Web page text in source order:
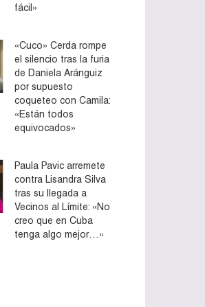
fácil»
«Cuco» Cerda rompe
el silencio tras la furia
de Daniela Aránguiz
por supuesto
coqueteo con Camila:
«Están todos
equivocados»
Paula Pavic arremete
contra Lisandra Silva
tras su llegada a
Vecinos al Límite: «No
creo que en Cuba
tenga algo mejor…»